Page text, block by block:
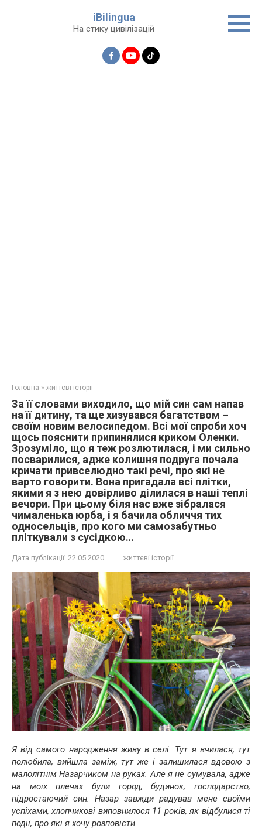
iBilingua
На стику цивілізацій
Головна » життєві історії
За її словами виходило, що мій син сам напав
на її дитину, та ще хизувався багатством –
своїм новим велосипедом. Всі мої спроби хоч
щось пояснити припинялися криком Оленки.
Зрозуміло, що я теж розлютилася, і ми сильно
посварилися, адже колишня подруга почала
кричати привселюдно такі речі, про які не
варто говорити. Вона пригадала всі плітки,
якими я з нею довірливо ділилася в наші теплі
вечори. При цьому біля нас вже зібралася
чималенька юрба, і я бачила обличчя тих
односельців, про кого ми самозабутньо
пліткували з сусідкою…
Дата публікації: 22.05.2020 життєві історії
Я від самого народження живу в селі. Тут я вчилася, тут
полюбила, вийшла заміж, тут же і залишилася вдовою з
малолітнім Назарчиком на руках. Але я не сумувала, адже
на моїх плечах були город, будинок, господарство,
підростаючий син. Назар завжди радував мене своїми
успіхами, хлопчикові виповнилося 11 років, як відбулися ті
події, про які я хочу розповісти.